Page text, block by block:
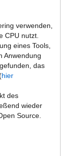
verwenden,
CPU nutzt.
eines Tools,
Anwendung
das
hier
des
wieder
Source.